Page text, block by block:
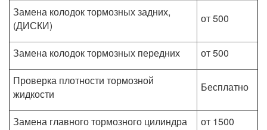
Замена колодок тормозных задних,
(ДИСКИ)
от 500
Замена колодок тормозных передних
от 500
Проверка плотности тормозной
жидкости
Бесплатно
Замена главного тормозного цилиндра
от 1500